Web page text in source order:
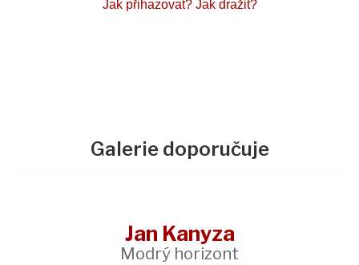
Jak přihazovat? Jak dražit?
Galerie doporučuje
Jan Kanyza
Modrý horizont